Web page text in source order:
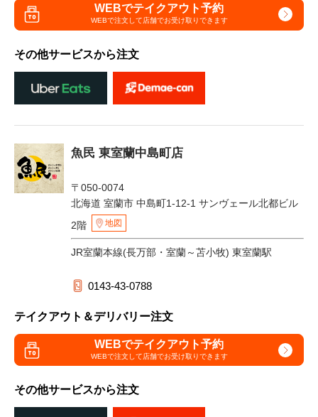
WEBでテイクアウト予約
WEBで注文して店舗でお受け取りできます
その他サービスから注文
魚民 東室蘭中島町店
〒050-0074
北海道 室蘭市 中島町1-12-1 サンヴェール北都ビル
2階
地図
JR室蘭本線(長万部・室蘭～苫小牧) 東室蘭駅
0143-43-0788
テイクアウト＆デリバリー注文
WEBでテイクアウト予約
WEBで注文して店舗でお受け取りできます
その他サービスから注文